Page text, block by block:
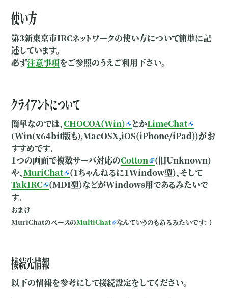
使い方
第3新東京市IRCネットワークの使い方について簡単に記
述しています。
必ず注意事項をご参照のうえご利用下さい。
クライアントについて
簡単なのでは、CHOCOA(Win) とかLimeChat
(Win(x64bit版も),MacOSX,iOS(iPhone/iPad))がお
すすめです。
1つの画面で複数サーバ対応のCotton (旧Unknown)
や、MuriChat (1ちゃんねるに1Window型)、そして
TakIRC
(MDI型)などがWindows用であるみたいで
す。
おまけ
MuriChatのベースのMultiChat なんていうのもあるみたいです:-)
接続先情報
以下の情報を参考にして接続設定をしてください。